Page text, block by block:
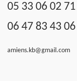
05 33 06 02 71
06 47 83 43 06
amiens.kb@gmail.com